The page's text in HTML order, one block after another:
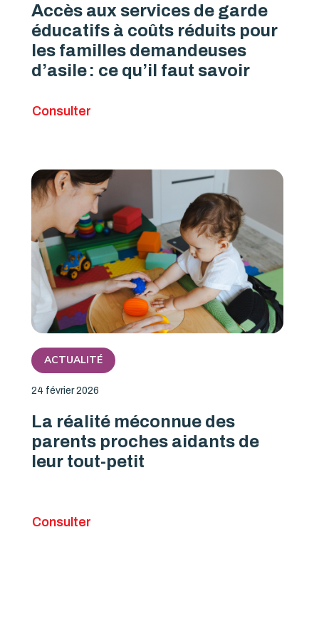
Accès aux services de garde
éducatifs à coûts réduits pour
les familles demandeuses
d’asile : ce qu’il faut savoir
Consulter
ACTUALITÉ
24 février 2026
La réalité méconnue des
parents proches aidants de
leur tout-petit
Consulter